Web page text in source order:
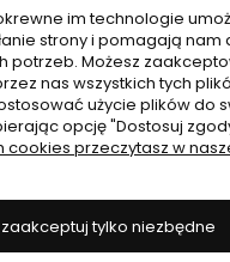
PEAR BLACK M z czarnym
w kształcie gruszki
NOWODVORSKI - 7798
im technologie
strony i pomagają nam
potrzeb. Możesz
nas wszystkich tych
użycie plików do
opcję "Dostosuj
cookies przeczytasz w
zaakceptuj tylko niezbędne